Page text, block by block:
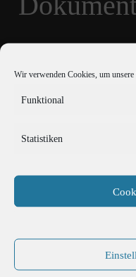
Wir verwenden Cookies, um unsere
Funktional
Statistiken